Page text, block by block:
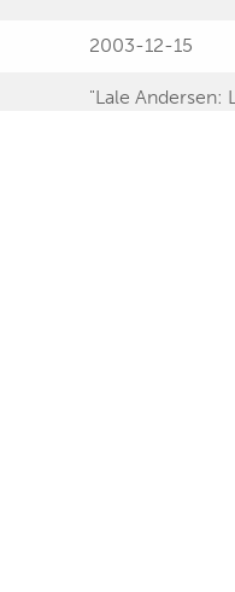
2003-12-15
"Lale Andersen: